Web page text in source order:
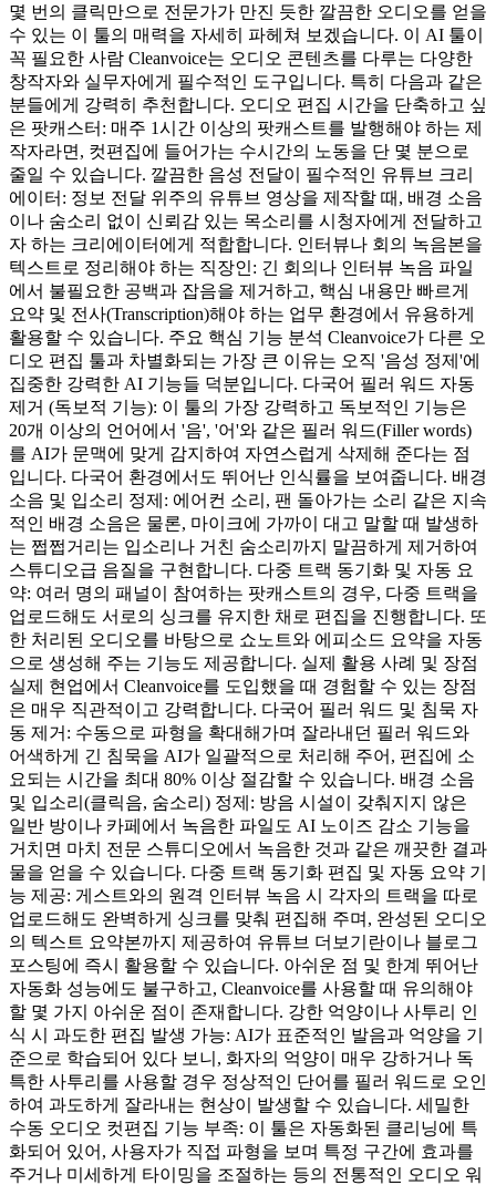
몇 번의 클릭만으로 전문가가 만진 듯한 깔끔한 오디오를 얻을
수 있는 이 툴의 매력을 자세히 파헤쳐 보겠습니다. 이 AI 툴이
꼭 필요한 사람 Cleanvoice는 오디오 콘텐츠를 다루는 다양한
창작자와 실무자에게 필수적인 도구입니다. 특히 다음과 같은
분들에게 강력히 추천합니다. 오디오 편집 시간을 단축하고 싶
은 팟캐스터: 매주 1시간 이상의 팟캐스트를 발행해야 하는 제
작자라면, 컷편집에 들어가는 수시간의 노동을 단 몇 분으로
줄일 수 있습니다. 깔끔한 음성 전달이 필수적인 유튜브 크리
에이터: 정보 전달 위주의 유튜브 영상을 제작할 때, 배경 소음
이나 숨소리 없이 신뢰감 있는 목소리를 시청자에게 전달하고
자 하는 크리에이터에게 적합합니다. 인터뷰나 회의 녹음본을
텍스트로 정리해야 하는 직장인: 긴 회의나 인터뷰 녹음 파일
에서 불필요한 공백과 잡음을 제거하고, 핵심 내용만 빠르게
요약 및 전사(Transcription)해야 하는 업무 환경에서 유용하게
활용할 수 있습니다. 주요 핵심 기능 분석 Cleanvoice가 다른 오
디오 편집 툴과 차별화되는 가장 큰 이유는 오직 '음성 정제'에
집중한 강력한 AI 기능들 덕분입니다. 다국어 필러 워드 자동
제거 (독보적 기능): 이 툴의 가장 강력하고 독보적인 기능은
20개 이상의 언어에서 '음', '어'와 같은 필러 워드(Filler words)
를 AI가 문맥에 맞게 감지하여 자연스럽게 삭제해 준다는 점
입니다. 다국어 환경에서도 뛰어난 인식률을 보여줍니다. 배경
소음 및 입소리 정제: 에어컨 소리, 팬 돌아가는 소리 같은 지속
적인 배경 소음은 물론, 마이크에 가까이 대고 말할 때 발생하
는 쩝쩝거리는 입소리나 거친 숨소리까지 말끔하게 제거하여
스튜디오급 음질을 구현합니다. 다중 트랙 동기화 및 자동 요
약: 여러 명의 패널이 참여하는 팟캐스트의 경우, 다중 트랙을
업로드해도 서로의 싱크를 유지한 채로 편집을 진행합니다. 또
한 처리된 오디오를 바탕으로 쇼노트와 에피소드 요약을 자동
으로 생성해 주는 기능도 제공합니다. 실제 활용 사례 및 장점
실제 현업에서 Cleanvoice를 도입했을 때 경험할 수 있는 장점
은 매우 직관적이고 강력합니다. 다국어 필러 워드 및 침묵 자
동 제거: 수동으로 파형을 확대해가며 잘라내던 필러 워드와
어색하게 긴 침묵을 AI가 일괄적으로 처리해 주어, 편집에 소
요되는 시간을 최대 80% 이상 절감할 수 있습니다. 배경 소음
및 입소리(클릭음, 숨소리) 정제: 방음 시설이 갖춰지지 않은
일반 방이나 카페에서 녹음한 파일도 AI 노이즈 감소 기능을
거치면 마치 전문 스튜디오에서 녹음한 것과 같은 깨끗한 결과
물을 얻을 수 있습니다. 다중 트랙 동기화 편집 및 자동 요약 기
능 제공: 게스트와의 원격 인터뷰 녹음 시 각자의 트랙을 따로
업로드해도 완벽하게 싱크를 맞춰 편집해 주며, 완성된 오디오
의 텍스트 요약본까지 제공하여 유튜브 더보기란이나 블로그
포스팅에 즉시 활용할 수 있습니다. 아쉬운 점 및 한계 뛰어난
자동화 성능에도 불구하고, Cleanvoice를 사용할 때 유의해야
할 몇 가지 아쉬운 점이 존재합니다. 강한 억양이나 사투리 인
식 시 과도한 편집 발생 가능: AI가 표준적인 발음과 억양을 기
준으로 학습되어 있다 보니, 화자의 억양이 매우 강하거나 독
특한 사투리를 사용할 경우 정상적인 단어를 필러 워드로 오인
하여 과도하게 잘라내는 현상이 발생할 수 있습니다. 세밀한
수동 오디오 컷편집 기능 부족: 이 툴은 자동화된 클리닝에 특
화되어 있어, 사용자가 직접 파형을 보며 특정 구간에 효과를
주거나 미세하게 타이밍을 조절하는 등의 전통적인 오디오 워